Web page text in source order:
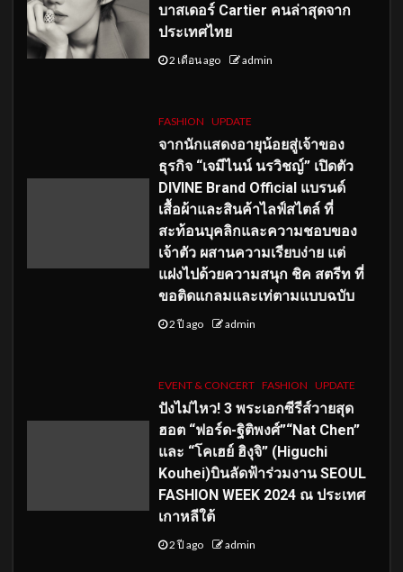
บาสเดอร์ Cartier คนล่าสุดจาก
ประเทศไทย
2 เดือน ago admin
FASHION UPDATE
จากนักแสดงอายุน้อยสู่เจ้าของ
ธุรกิจ “เจมีไนน์ นรวิชญ์” เปิดตัว
DIVINE Brand Official แบรนด์
เสื้อผ้าและสินค้าไลฟ์สไตล์ ที่
สะท้อนบุคลิกและความชอบของ
เจ้าตัว ผสานความเรียบง่าย แต่
แฝงไปด้วยความสนุก ชิค สตรีท ที่
ขอติดแกลมและเท่ตามแบบฉบับ
2 ปี ago admin
EVENT & CONCERT FASHION UPDATE
ปังไม่ไหว! 3 พระเอกซีรีส์วายสุด
ฮอต “ฟอร์ด-ฐิติพงศ์”“Nat Chen”
และ “โคเฮย์ ฮิงุจิ” (Higuchi
Kouhei)บินลัดฟ้าร่วมงาน SEOUL
FASHION WEEK 2024 ณ ประเทศ
เกาหลีใต้
2 ปี ago admin